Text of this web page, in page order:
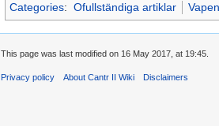
Categories: Ofullständiga artiklar Vapen
This page was last modified on 16 May 2017, at 19:45.
Privacy policy About Cantr II Wiki Disclaimers